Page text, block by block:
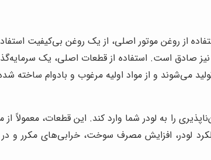
از روغن موتور اصلی، از یک روغن بی‌کیفیت
است. استفاده از قطعات اصلی، یک
می‌شوند و از مواد اولیه مرغوب و بادوام ساخته
را به لودر شما وارد کند. این قطعات، معمولاً
لودر، افزایش مصرف سوخت، خرابی‌های مکرر